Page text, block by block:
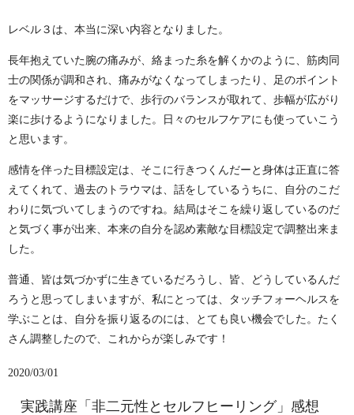
レベル３は、本当に深い内容となりました。
長年抱えていた腕の痛みが、絡まった糸を解くかのように、筋肉同
士の関係が調和され、痛みがなくなってしまったり、足のポイント
をマッサージするだけで、歩行のバランスが取れて、歩幅が広がり
楽に歩けるようになりました。日々のセルフケアにも使っていこう
と思います。
感情を伴った目標設定は、そこに行きつくんだーと身体は正直に答
えてくれて、過去のトラウマは、話をしているうちに、自分のこだ
わりに気づいてしまうのですね。結局はそこを繰り返しているのだ
と気づく事が出来、本来の自分を認め素敵な目標設定で調整出来ま
した。
普通、皆は気づかずに生きているだろうし、皆、どうしているんだ
ろうと思ってしまいますが、私にとっては、タッチフォーヘルスを
学ぶことは、自分を振り返るのには、とても良い機会でした。たく
さん調整したので、これからが楽しみです！
2020/03/01
実践講座「非二元性とセルフヒーリング」感想